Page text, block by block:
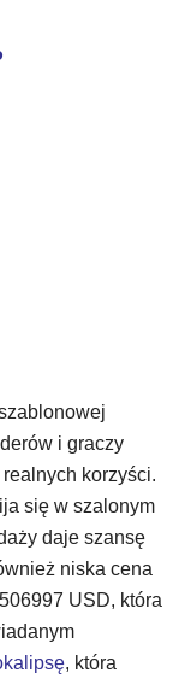
i graczy
korzyści.
się w szalonym
daje szansę
niska cena
USD, która
, która